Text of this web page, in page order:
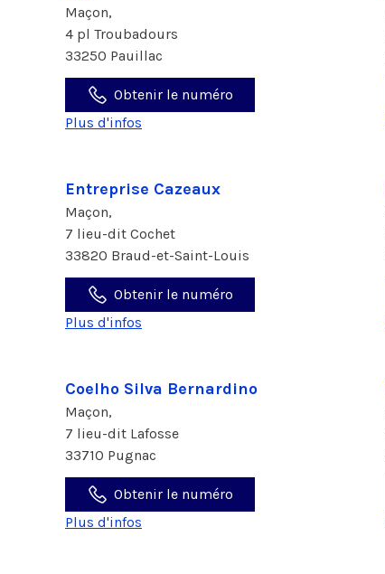
Maçon,
4 pl Troubadours
33250 Pauillac
Obtenir le numéro
Plus d'infos
Entreprise Cazeaux
Maçon,
7 lieu-dit Cochet
33820 Braud-et-Saint-Louis
Obtenir le numéro
Plus d'infos
Coelho Silva Bernardino
Maçon,
7 lieu-dit Lafosse
33710 Pugnac
Obtenir le numéro
Plus d'infos